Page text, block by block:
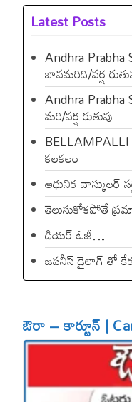
Latest Posts
Andhra Prabha
బావమరిది/వర్ష
Andhra
మరి/వర్ష రుతువు
కలకలం
ఆధునిక వాస్కులర్
తెలుసుకోకపోతే
డియ‌ర్ ఓజీ…
జపనీస్ డైలాగ్ తో కేక
ఔరా – కార్టూన్ |